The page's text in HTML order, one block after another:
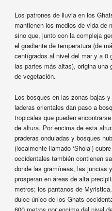
Los patrones de lluvia en los
mantienen los medios de vida de
sino que, junto con la compleja
el gradiente de temperatura (de
centígrados al nivel del mar y a 0
las partes más altas), origina una
de vegetación.
Los bosques en las zonas bajas
laderas orientales dan paso a
tropicales que pueden
de altura. Por encima de esta
praderas onduladas y bosques
(localmente llamado ‘Shola’)
occidentales también contienen
donde las gramíneas, las juncias
prosperan en áreas de alta
metros; los pantanos de
dulce único de los Ghats
600 metros por encima del nivel